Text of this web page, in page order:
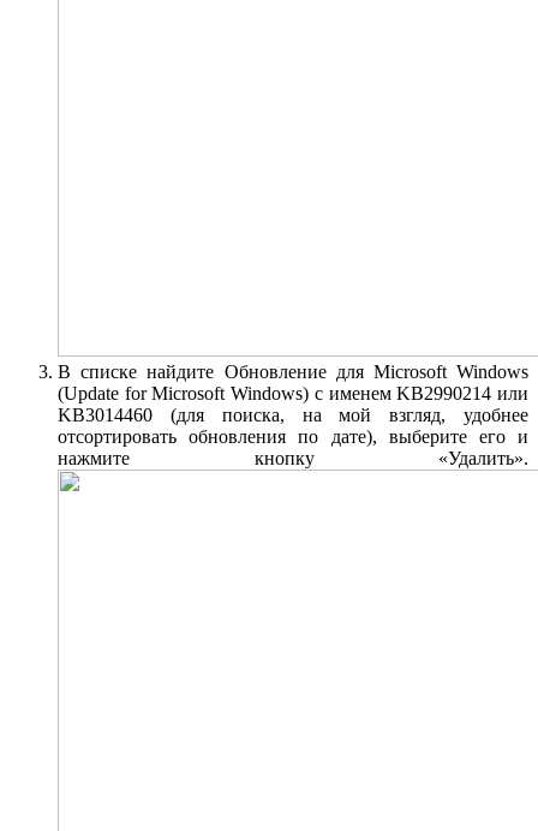
В списке найдите Обновление для Microsoft Windows
(Update for Microsoft Windows) с именем KB2990214 или
KB3014460 (для поиска, на мой взгляд, удобнее
отсортировать обновления по дате), выберите его и
нажмите кнопку «Удалить».